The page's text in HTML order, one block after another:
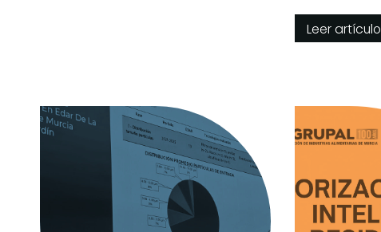
Leer artículo